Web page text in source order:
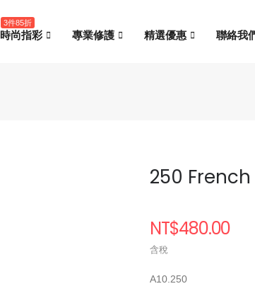
時尚指彩
3件85折
專業修護 精選優惠 聯絡我
250 French
NT$480.00
含稅
A10.250